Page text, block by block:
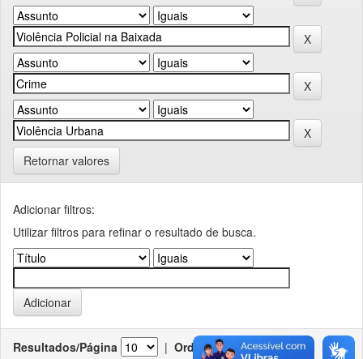
Retornar valores
Adicionar filtros:
Utilizar filtros para refinar o resultado de busca.
Resultados/Página | Ordenar registros por